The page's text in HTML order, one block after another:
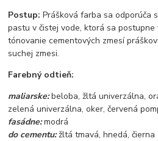
Postup:Prášková farba sa odporúča
pastu v čistej vode, ktorá sa postupne
tónovanie cementových zmesí
suchej zmesi.
Farebný odtieň:
maliarske:beloba, žltá univerzálna,
zelená univerzálna, oker, červená
fasádne:modrá
do cementu:žltá tmavá, hnedá, čierna